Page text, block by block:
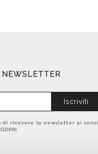
Iscriviti
di ricevere la newsletter ai sensi